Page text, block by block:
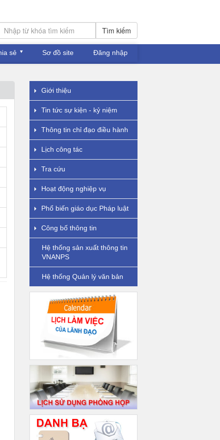
Tìm kiếm
sẻ Sơ đồ site Đăng nhập
Giới thiệu
Tin tức sự kiện - kỷ niệm
Thông tin chỉ đạo điều hành
Lịch công tác
Tra cứu
Hoạt động nghiệp vụ
Phổ biến giáo dục Pháp luật
Công bố thông tin
Hệ thống sản xuất thông tin
VNANPS
Hệ thống Quản lý văn bản